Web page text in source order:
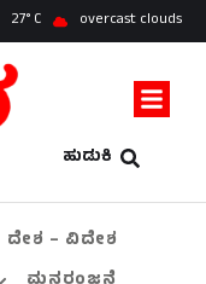
27 overcast clouds
ಹುಡುಕಿ
ದೇಶ – ವಿದೇಶ